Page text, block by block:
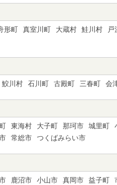
形町 真室川町 大蔵村 鮭川村 戸
鮫川村 石川町 古殿町 三春町 会
東海村 大子町 那珂市 城里町
常総市 つくばみらい市
鹿沼市 小山市 真岡市 益子町